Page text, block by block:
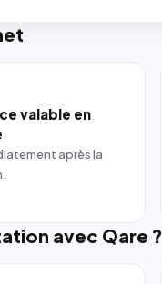
valable en
après la
avec Qare ?